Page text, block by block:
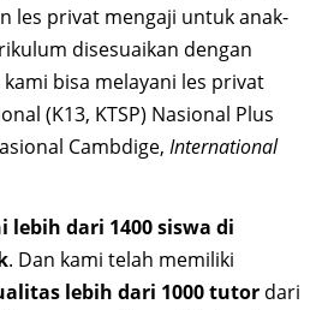
les privat mengaji untuk anak-
disesuaikan dengan
bisa melayani les privat
(K13, KTSP) Nasional Plus
Cambdige, International
dari 1400 siswa di
. Dan kami telah memiliki
lebih dari 1000 tutor dari